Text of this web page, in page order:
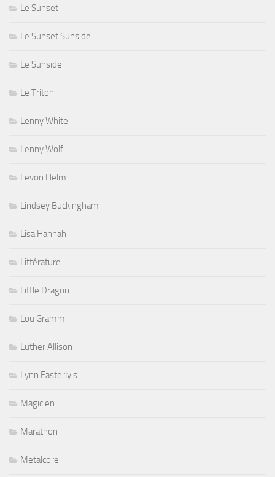
Le Sunset
Le Sunset Sunside
Le Sunside
Le Triton
Lenny White
Lenny Wolf
Levon Helm
Lindsey Buckingham
Lisa Hannah
Littérature
Little Dragon
Lou Gramm
Luther Allison
Lynn Easterly's
Magicien
Marathon
Metalcore